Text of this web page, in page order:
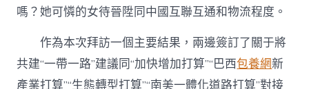
嗎？她可憐的女待晉陞同中國互聯互通和物流程度。
作為本次拜訪一個主要結果，兩邊簽訂了關于將
共建“一帶一路”建議同“加快增加打算”“巴西包養網新
產業打算”“生態轉型打算”“南美一體化道路打算”對接